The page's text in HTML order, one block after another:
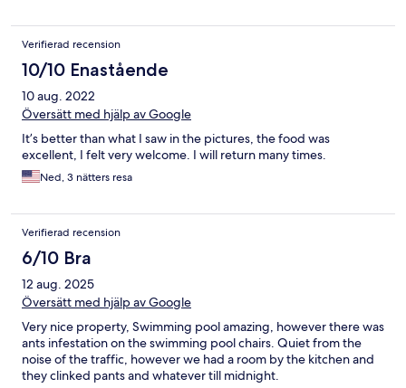
Verifierad recension
10/10 Enastående
10 aug. 2022
Översätt med hjälp av Google
It’s better than what I saw in the pictures, the food was
excellent, I felt very welcome. I will return many times.
Ned, 3 nätters resa
Verifierad recension
6/10 Bra
12 aug. 2025
Översätt med hjälp av Google
Very nice property, Swimming pool amazing, however there was
ants infestation on the swimming pool chairs. Quiet from the
noise of the traffic, however we had a room by the kitchen and
they clinked pants and whatever till midnight.